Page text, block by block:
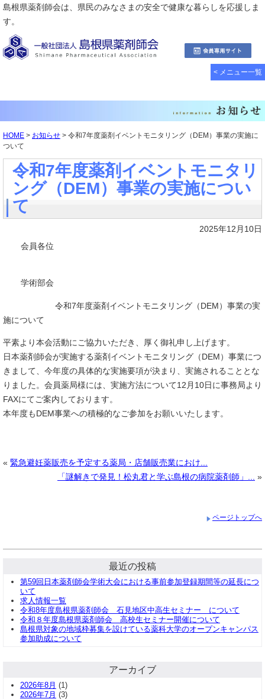
島根県薬剤師会は、県民のみなさまの安全で健康な暮らしを応援しま
す。
< メニュー一覧
HOME > お知らせ > 令和7年度薬剤イベントモニタリング（DEM）事業の実施に
ついて
令和7年度薬剤イベントモニタリ
ング（DEM）事業の実施につい
て
2025年12月10日
会員各位
学術部会
令和7年度薬剤イベントモニタリング（DEM）事業の実
施について
平素より本会活動にご協力いただき、厚く御礼申し上げます。
日本薬剤師会が実施する薬剤イベントモニタリング（DEM）事業につ
きまして、今年度の具体的な実施要項が決まり、実施されることとな
りました。会員薬局様には、実施方法について12月10日に事務局より
FAXにてご案内しております。
本年度もDEM事業への積極的なご参加をお願いいたします。
« 緊急避妊薬販売を予定する薬局・店舗販売業におけ...
「謎解きで発見！松丸君と学ぶ島根の病院薬剤師」... »
ページトップへ
最近の投稿
第59回日本薬剤師会学術大会における事前参加登録期間等の延長につ
いて
求人情報一覧
令和8年度島根県薬剤師会 石見地区中高生セミナー について
令和８年度島根県薬剤師会 高校生セミナー開催について
島根県対象の地域枠募集を設けている薬科大学のオープンキャンパス
参加助成について
アーカイブ
2026年8月 (1)
2026年7月 (3)